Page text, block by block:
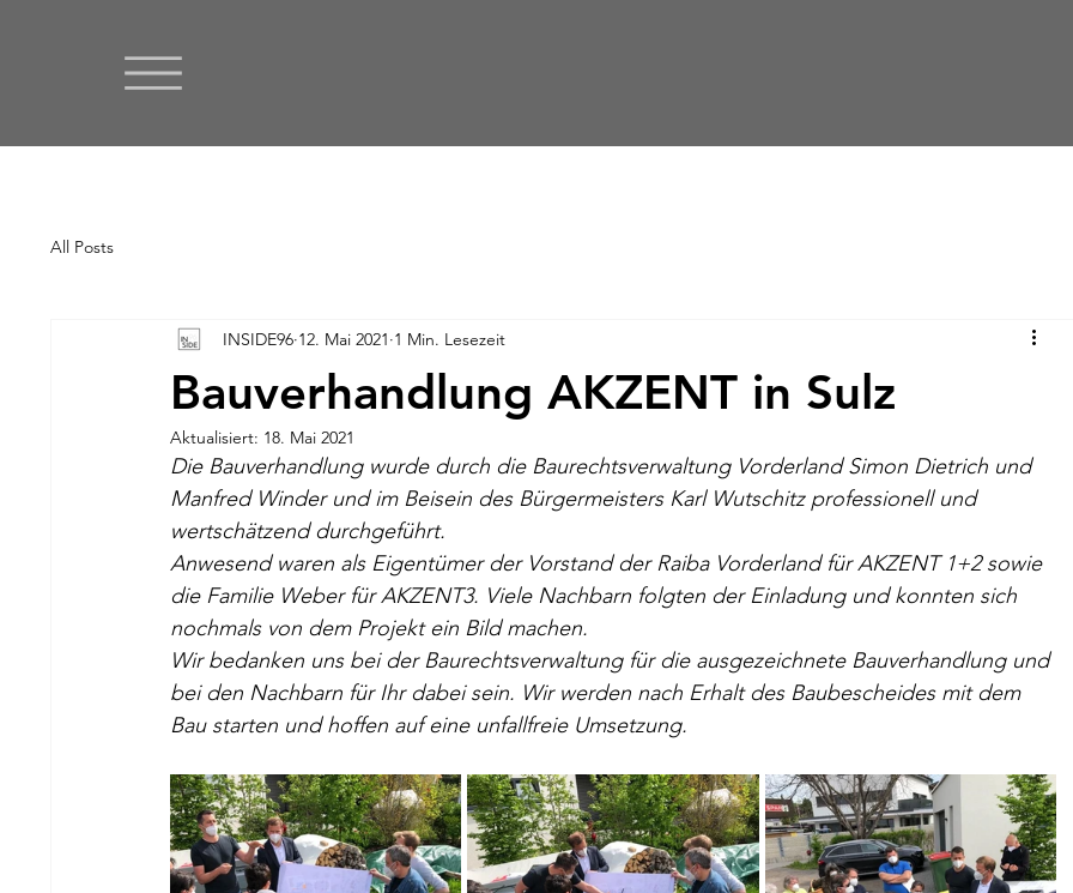
All Posts
Bauverhandlung AKZENT in Sulz
INSIDE96 12. Mai 2021 1 Min. Lesezeit
Aktualisiert: 18. Mai 2021
Die Bauverhandlung wurde durch die Baurechtsverwaltung Vorderland Simon Dietrich und
Manfred Winder und im Beisein des Bürgermeisters Karl Wutschitz professionell und
wertschätzend durchgeführt.
Anwesend waren als Eigentümer der Vorstand der Raiba Vorderland für AKZENT 1+2 sowie
die Familie Weber für AKZENT3. Viele Nachbarn folgten der Einladung und konnten sich
nochmals von dem Projekt ein Bild machen.
Wir bedanken uns bei der Baurechtsverwaltung für die ausgezeichnete Bauverhandlung und
bei den Nachbarn für Ihr dabei sein. Wir werden nach Erhalt des Baubescheides mit dem
Bau starten und hoffen auf eine unfallfreie Umsetzung.